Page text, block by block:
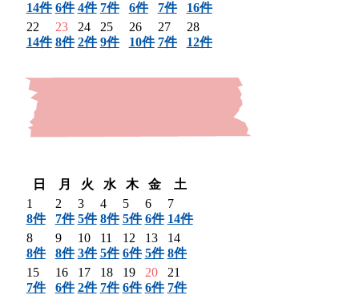
14件 6件 4件 7件
6件
7件
16件
22
14件
23
8件
24
2件
25
9件
26
10件
27
7件
28
12件
日
月 火 水 木 金
土
1
8件
2
7件
3
5件
4
8件
5
5件
6
6件
7
14件
8
8件
9
8件
10
3件
11
5件
12
6件
13
5件
14
8件
15
7件
16
6件
17
2件
18
7件
19
6件
20
6件
21
7件